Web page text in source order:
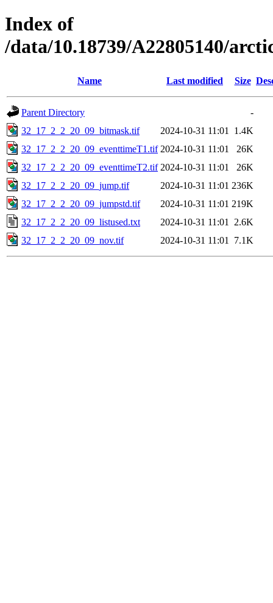
Index of
/data/10.18739/A22805140/
Name Last modified Size
Parent Directory
-
32_17_2_2_20_09_bitmask.tif
2024-10-31 11:01
1.4K
32_17_2_2_20_09_eventtimeT1.tif 2024-10-31 11:01
26K
32_17_2_2_20_09_eventtimeT2.tif 2024-10-31 11:01
26K
32_17_2_2_20_09_jump.tif
2024-10-31 11:01 236K
32_17_2_2_20_09_jumpstd.tif
2024-10-31 11:01 219K
32_17_2_2_20_09_listused.txt
2024-10-31 11:01
2.6K
32_17_2_2_20_09_nov.tif
2024-10-31 11:01 7.1K